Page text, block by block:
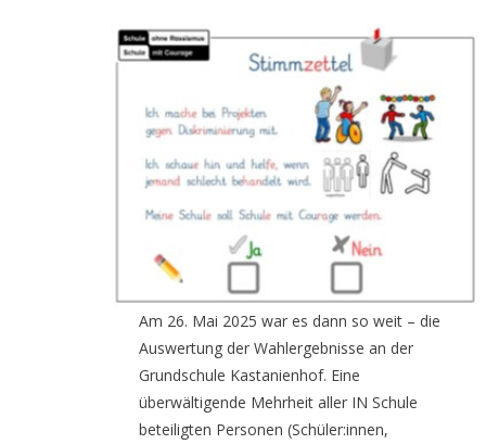
Am 26. Mai 2025 war es dann so weit – die
Auswertung der Wahlergebnisse an der
Grundschule Kastanienhof. Eine
überwältigende Mehrheit aller IN Schule
beteiligten Personen (Schüler:innen,